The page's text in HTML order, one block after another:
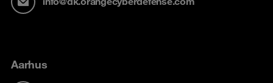
Aarhus